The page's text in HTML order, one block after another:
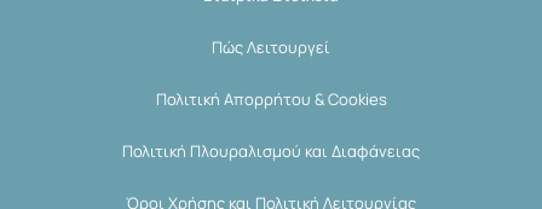
Πώς Λειτουργεί
Πολιτική Απορρήτου & Cookies
Πολιτική Πλουραλισμού και Διαφάνειας
Όροι Χρήσης και Πολιτική Λειτουργίας